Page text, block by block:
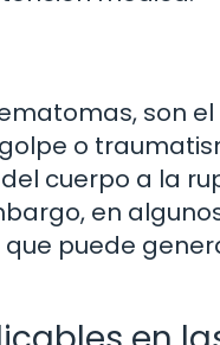
son
o
cuerpo a la
en
puede